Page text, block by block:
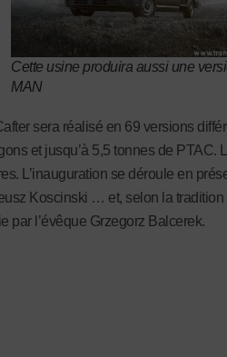
Cette usine produira aussi une
MAN
sera réalisé en 69 versions
et jusqu’à 5,5 tonnes de PTAC.
L’inauguration se déroule en
Koscinski … et, selon la
par l’évêque Grzegorz Balcerek.